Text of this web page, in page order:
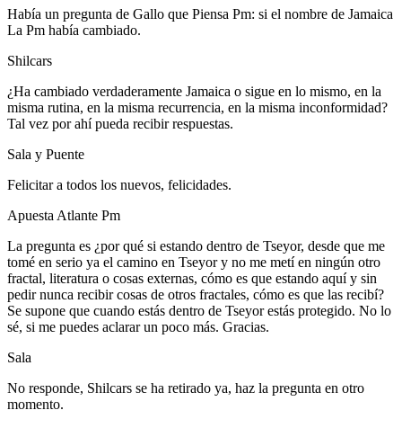
Había un pregunta de Gallo que Piensa Pm: si el nombre de Jamaica
La Pm había cambiado.
Shilcars
¿Ha cambiado verdaderamente Jamaica o sigue en lo mismo, en la
misma rutina, en la misma recurrencia, en la misma inconformidad?
Tal vez por ahí pueda recibir respuestas.
Sala y Puente
Felicitar a todos los nuevos, felicidades.
Apuesta Atlante Pm
La pregunta es ¿por qué si estando dentro de Tseyor, desde que me
tomé en serio ya el camino en Tseyor y no me metí en ningún otro
fractal, literatura o cosas externas, cómo es que estando aquí y sin
pedir nunca recibir cosas de otros fractales, cómo es que las recibí?
Se supone que cuando estás dentro de Tseyor estás protegido. No lo
sé, si me puedes aclarar un poco más. Gracias.
Sala
No responde, Shilcars se ha retirado ya, haz la pregunta en otro
momento.